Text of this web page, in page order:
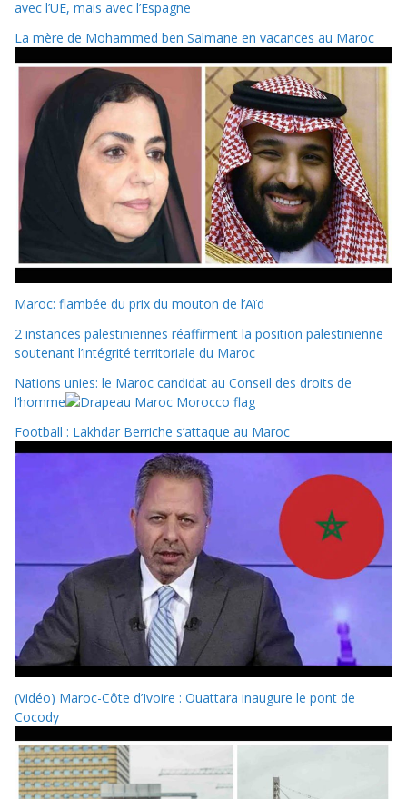
avec l’UE, mais avec l’Espagne
La mère de Mohammed ben Salmane en vacances au Maroc
Maroc: flambée du prix du mouton de l’Aïd
2 instances palestiniennes réaffirment la position palestinienne
soutenant l’intégrité territoriale du Maroc
Nations unies: le Maroc candidat au Conseil des droits de
l’homme
Football : Lakhdar Berriche s’attaque au Maroc
(Vidéo) Maroc-Côte d’Ivoire : Ouattara inaugure le pont de
Cocody